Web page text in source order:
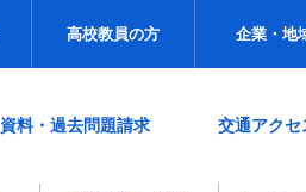
高校教員の方 企業・地
資料・過去問題請求 交通アクセ